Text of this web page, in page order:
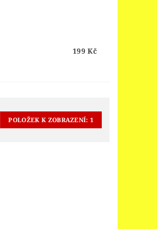
199 Kč
POLOŽEK K ZOBRAZENÍ:1